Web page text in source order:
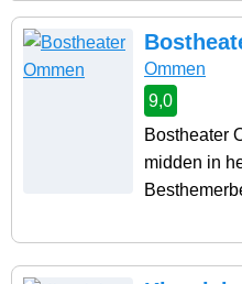
Ommen
9,0
Bostheater
midden in